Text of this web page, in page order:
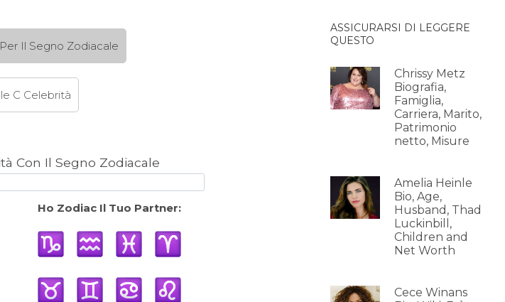
Il Segno Zodiacale
C Celebrità
Con Il Segno Zodiacale
Ho Zodiac Il Tuo Partner:
ASSICURARSI DI LEGGERE
QUESTO
Chrissy Metz
Biografia,
Famiglia,
Carriera, Marito,
Patrimonio
netto, Misure
Amelia Heinle
Bio, Age,
Husband, Thad
Luckinbill,
Children and
Net Worth
Cece Winans